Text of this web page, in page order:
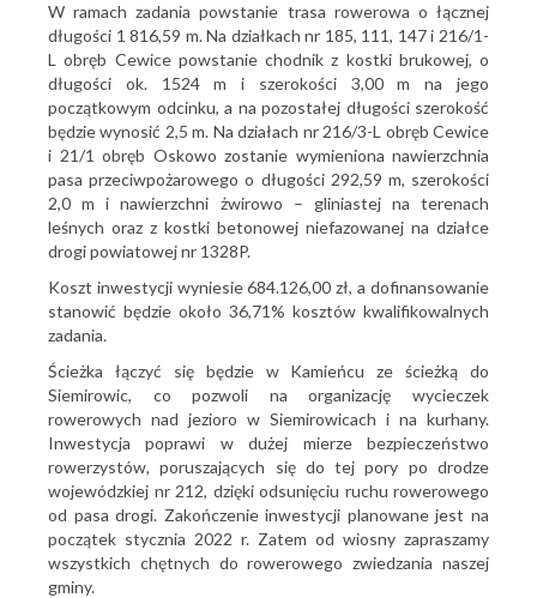
W ramach zadania powstanie trasa rowerowa o łącznej
długości 1 816,59 m. Na działkach nr 185, 111, 147 i 216/1-
L obręb Cewice powstanie chodnik z kostki brukowej, o
długości ok. 1524 m i szerokości 3,00 m na jego
początkowym odcinku, a na pozostałej długości szerokość
będzie wynosić 2,5 m. Na działach nr 216/3-L obręb Cewice
i 21/1 obręb Oskowo zostanie wymieniona nawierzchnia
pasa przeciwpożarowego o długości 292,59 m, szerokości
2,0 m i nawierzchni żwirowo – gliniastej na terenach
leśnych oraz z kostki betonowej niefazowanej na działce
drogi powiatowej nr 1328P.
Koszt inwestycji wyniesie 684.126,00 zł, a dofinansowanie
stanowić będzie około 36,71% kosztów kwalifikowalnych
zadania.
Ścieżka łączyć się będzie w Kamieńcu ze ścieżką do
Siemirowic, co pozwoli na organizację wycieczek
rowerowych nad jezioro w Siemirowicach i na kurhany.
Inwestycja poprawi w dużej mierze bezpieczeństwo
rowerzystów, poruszających się do tej pory po drodze
wojewódzkiej nr 212, dzięki odsunięciu ruchu rowerowego
od pasa drogi. Zakończenie inwestycji planowane jest na
początek stycznia 2022 r. Zatem od wiosny zapraszamy
wszystkich chętnych do rowerowego zwiedzania naszej
gminy.